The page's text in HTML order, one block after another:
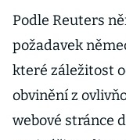
Podle Reuters
požadavek
které záležitost
obvinění z
webové stránce